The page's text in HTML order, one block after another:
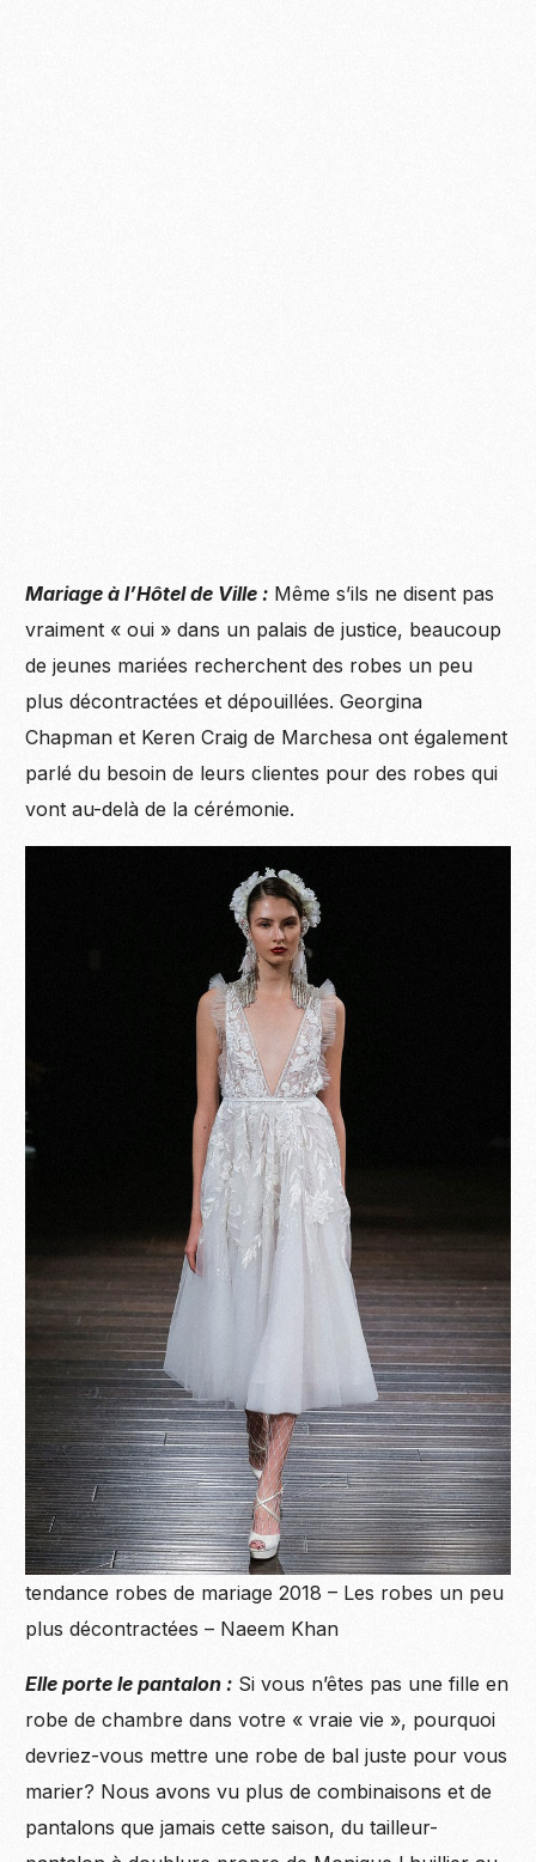
Mariage à l’Hôtel de Ville : Même s’ils ne disent pas
vraiment « oui » dans un palais de justice, beaucoup
de jeunes mariées recherchent des robes un peu
plus décontractées et dépouillées. Georgina
Chapman et Keren Craig de Marchesa ont également
parlé du besoin de leurs clientes pour des robes qui
vont au-delà de la cérémonie.
tendance robes de mariage 2018 – Les robes un peu
plus décontractées – Naeem Khan
Elle porte le pantalon : Si vous n’êtes pas une fille en
robe de chambre dans votre « vraie vie », pourquoi
devriez-vous mettre une robe de bal juste pour vous
marier? Nous avons vu plus de combinaisons et de
pantalons que jamais cette saison, du tailleur-